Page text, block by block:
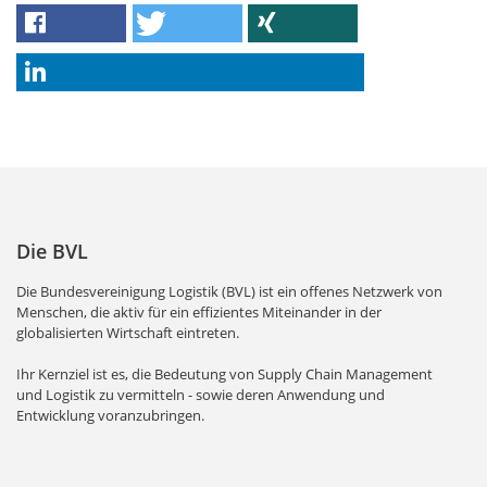
Die BVL
Die Bundesvereinigung Logistik (BVL) ist ein offenes Netzwerk von
Menschen, die aktiv für ein effizientes Miteinander in der
globalisierten Wirtschaft eintreten.
Ihr Kernziel ist es, die Bedeutung von Supply Chain Management
und Logistik zu vermitteln - sowie deren Anwendung und
Entwicklung voranzubringen.